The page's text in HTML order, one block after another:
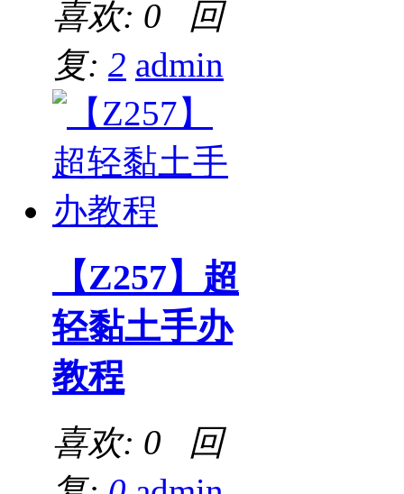
喜欢: 0 回
复: 2 admin
【Z257】超
轻黏土手办
教程
喜欢: 0 回